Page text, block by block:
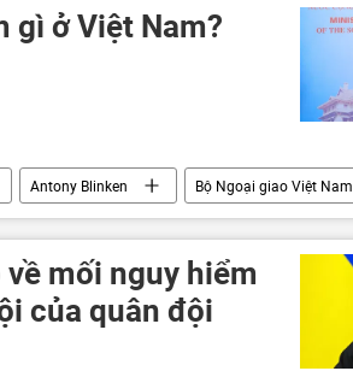
gì ở Việt Nam?
Antony Blinken
Bộ Ngoại giao Việt Nam
trị
mối nguy hiểm
của quân đội